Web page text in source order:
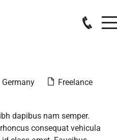
Germany Freelance
dapibus nam semper.
consequat vehicula